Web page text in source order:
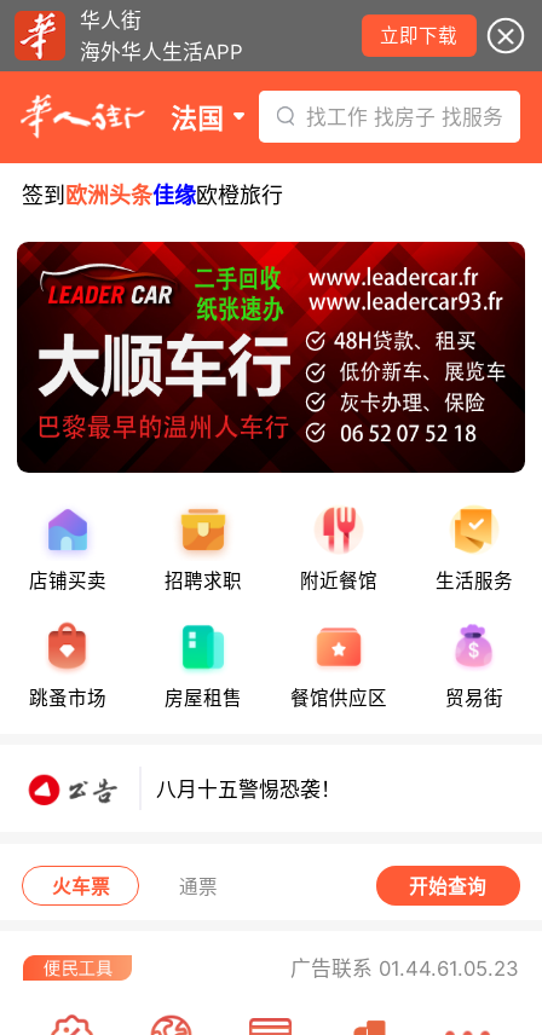
华人街
海外华人生活APP
立即下载
法国 找工作 找房子 找服务
签到 欧洲头条佳缘欧橙旅行
店铺买卖 招聘求职 附近餐馆 生活服务
跳蚤市场 房屋租售 餐馆供应区 贸易街
八月十五警惕恐袭！
八月十五警惕恐袭！
八月十五警惕恐袭！
火车票 通票 开始查询
广告联系 01.44.61.05.23